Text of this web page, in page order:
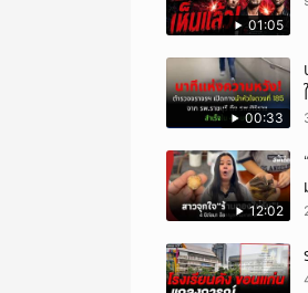
01:05
00:33
12:02